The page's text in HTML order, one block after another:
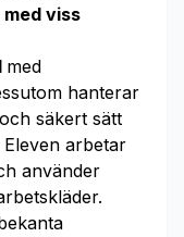
med viss
med
hanterar
säkert sätt
arbetar
använder